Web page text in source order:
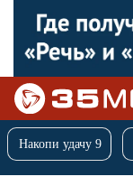
Накопи удачу 9